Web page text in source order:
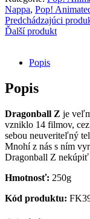
-
Nappa
Nappa, Pop!
Predchádzajúci
Ďalší produkt
Popis
Popis
Dragonball Z je
vzniklo 14 filmov,
sebou neuveriteľný
Mnohí z nás s ním
Dragonball Z nekúpiť
Hmotnosť: 250g
Kód produktu: